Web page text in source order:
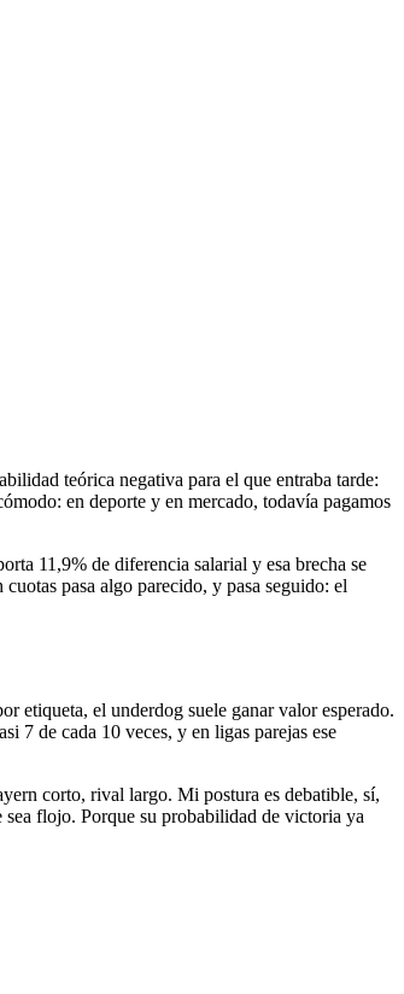
teórica negativa para el que entraba tarde:
en deporte y en mercado, todavía pagamos
11,9% de diferencia salarial y esa brecha se
pasa algo parecido, y pasa seguido: el
etiqueta, el underdog suele ganar valor esperado.
7 de cada 10 veces, y en ligas parejas ese
corto, rival largo. Mi postura es debatible, sí,
flojo. Porque su probabilidad de victoria ya